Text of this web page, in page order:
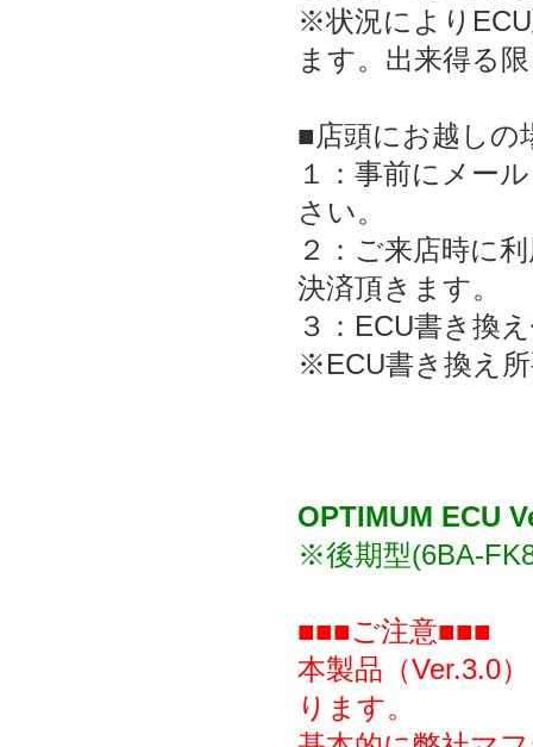
※状況により
ます。出来得る
■店頭にお越しの
１：事前にメー
さい。
２：ご来店時に
決済頂きます。
３：ECU書き換
※ECU書き換え
OPTIMUM ECU
※後期型(6BA-
■■■ご注意■■■
本製品（Ver.3.0
ります。